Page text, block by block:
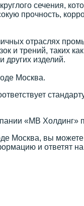
сечения,
прочность,
отраслях
и трений, таких
других изделий.
Москва.
«МВ Холдинг»
вы можете
и ответят